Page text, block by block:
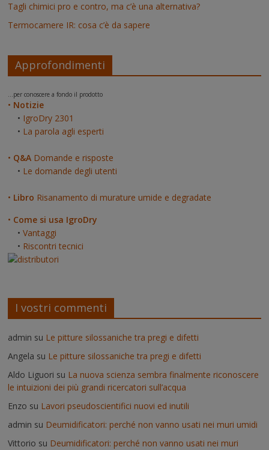
Tagli chimici pro e contro, ma c’è una alternativa?
Termocamere IR: cosa c’è da sapere
Approfondimenti
...per conoscere a fondo il prodotto
• Notizie
• IgroDry 2301
• La parola agli esperti
• Q&A Domande e risposte
• Le domande degli utenti
• Libro Risanamento di murature umide e degradate
• Come si usa IgroDry
•Vantaggi
• Riscontri tecnici
I vostri commenti
admin su Le pitture silossaniche tra pregi e difetti
Angela su Le pitture silossaniche tra pregi e difetti
Aldo Liguori su La nuova scienza sembra finalmente riconoscere
le intuizioni dei più grandi ricercatori sull’acqua
Enzo su Lavori pseudoscientifici nuovi ed inutili
admin su Deumidificatori: perché non vanno usati nei muri umidi
Vittorio su Deumidificatori: perché non vanno usati nei muri